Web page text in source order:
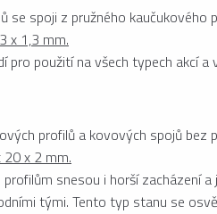
se spoji z pružného kaučukového
x 1,3 mm.
použití na všech typech akcí a
profilů a kovových spojů bez
20 x 2 mm.
snesou i horší zacházení
tými. Tento typ stanu se